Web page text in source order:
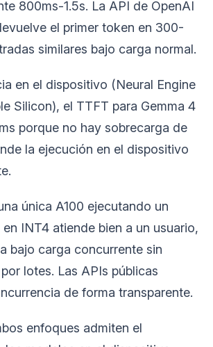
800ms-1.5s. La API de OpenAI
el primer token en 300-
similares bajo carga normal.
en el dispositivo (Neural Engine
Silicon), el TTFT para Gemma 4
porque no hay sobrecarga de
la ejecución en el dispositivo
única A100 ejecutando un
INT4 atiende bien a un usuario,
bajo carga concurrente sin
lotes. Las APIs públicas
de forma transparente.
enfoques admiten el